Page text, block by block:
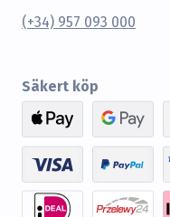
(+34) 957 093 000
Säkert köp